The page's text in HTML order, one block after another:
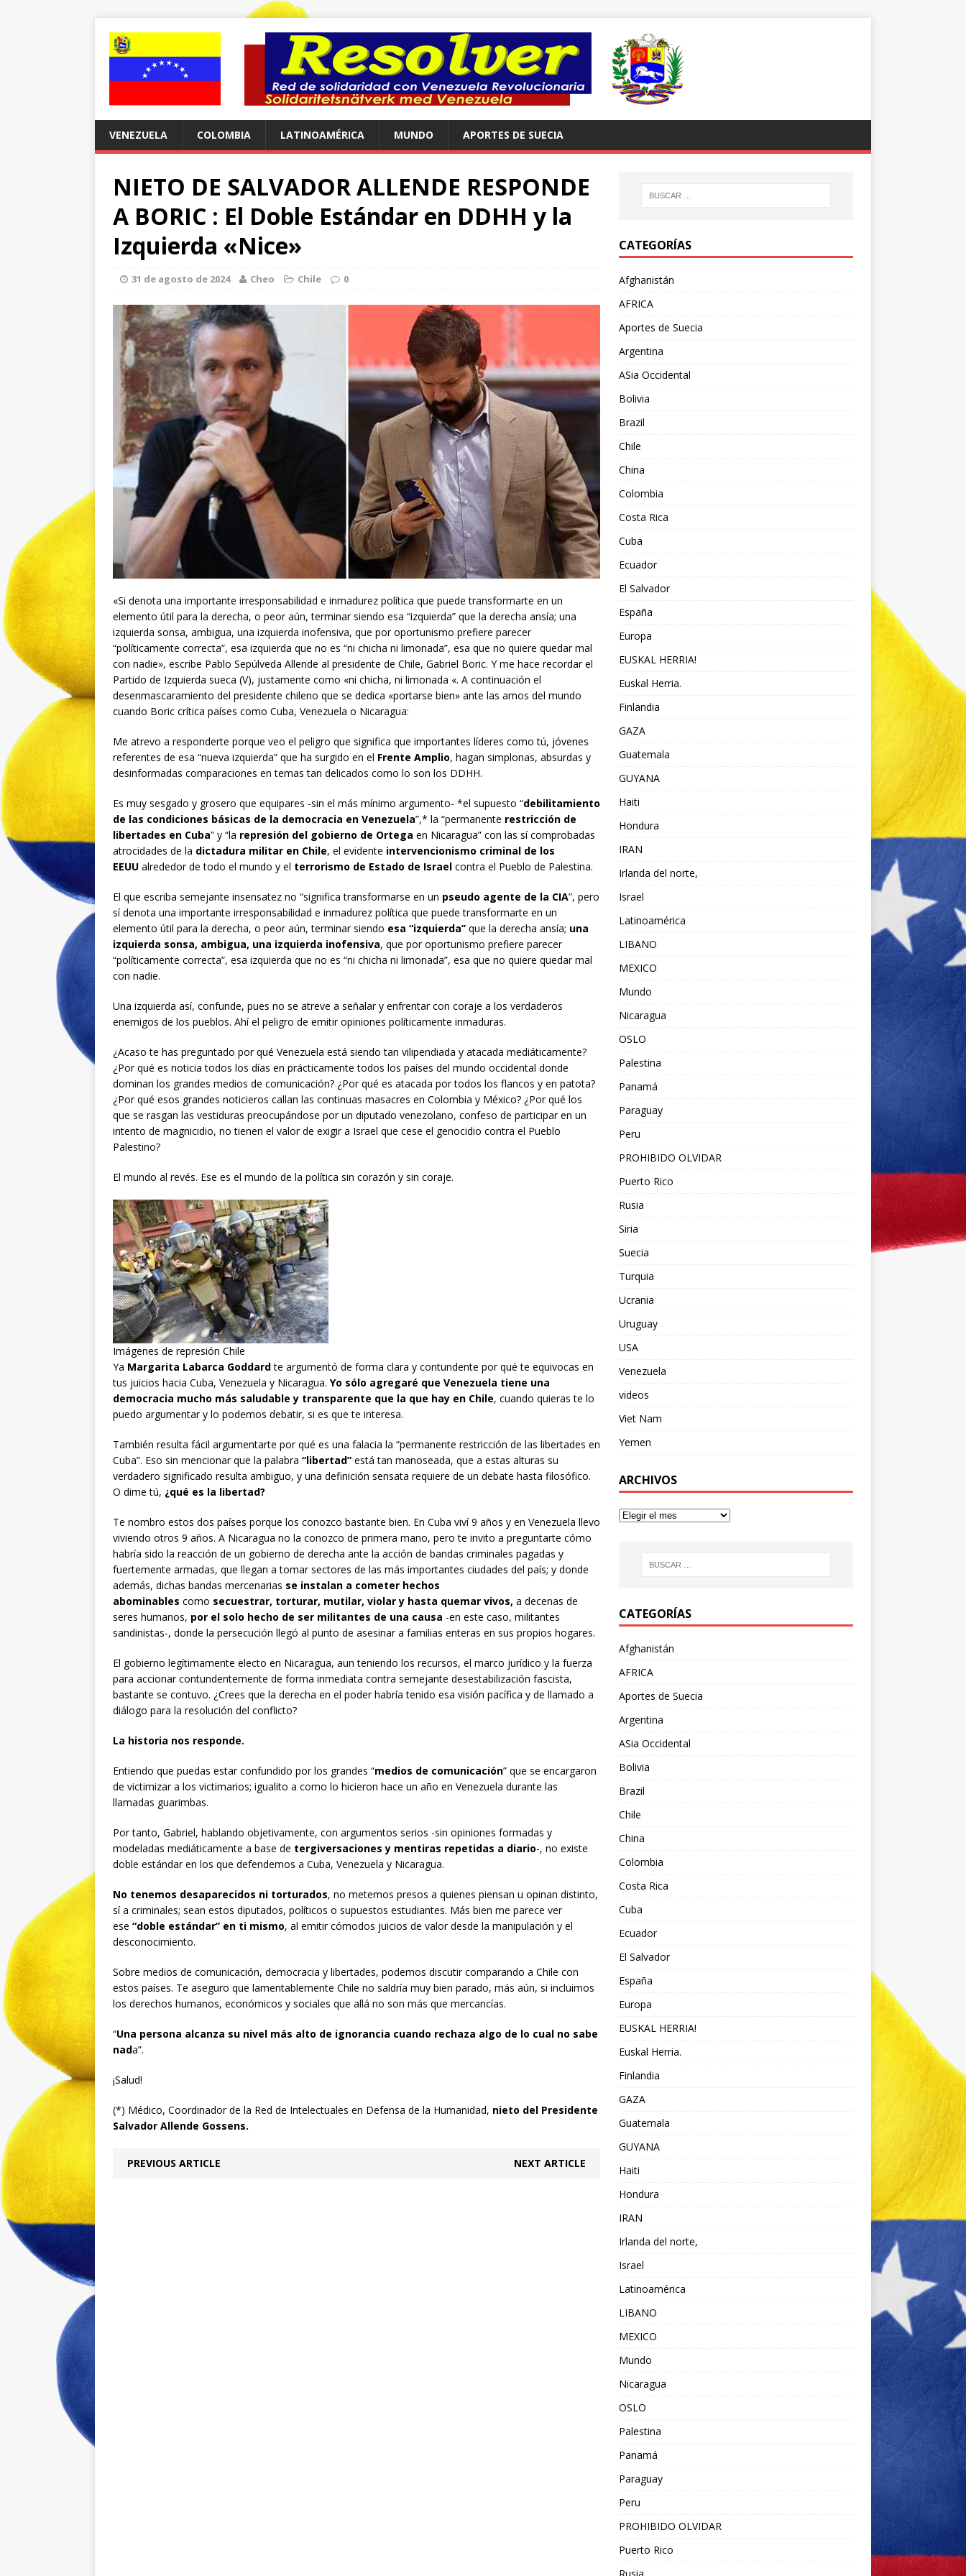
VENEZUELA COLOMBIA LATINOAMÉRICA MUNDO APORTES DE SUECIA
NIETO DE SALVADOR ALLENDE RESPONDE
A BORIC : El Doble Estándar en DDHH y la
Izquierda «Nice»
31 de agosto de 2024 Cheo Chile 0
«Si denota una importante irresponsabilidad e inmadurez política que puede transformarte en un
elemento útil para la derecha, o peor aún, terminar siendo esa “izquierda” que la derecha ansía; una
izquierda sonsa, ambigua, una izquierda inofensiva, que por oportunismo prefiere parecer
“políticamente correcta”, esa izquierda que no es “ni chicha ni limonada”, esa que no quiere quedar mal
con nadie», escribe Pablo Sepúlveda Allende al presidente de Chile, Gabriel Boric. Y me hace recordar el
Partido de Izquierda sueca (V), justamente como «ni chicha, ni limonada «. A continuación el
desenmascaramiento del presidente chileno que se dedica «portarse bien» ante las amos del mundo
cuando Boric crítica países como Cuba, Venezuela o Nicaragua:
Me atrevo a responderte porque veo el peligro que significa que importantes líderes como tú, jóvenes
referentes de esa “nueva izquierda” que ha surgido en el Frente Amplio, hagan simplonas, absurdas y
desinformadas comparaciones en temas tan delicados como lo son los DDHH.
Es muy sesgado y grosero que equipares -sin el más mínimo argumento- *el supuesto “debilitamiento
de las condiciones básicas de la democracia en Venezuela”,* la “permanente restricción de
libertades en Cuba” y “la represión del gobierno de Ortega en Nicaragua” con las sí comprobadas
atrocidades de la dictadura militar en Chile, el evidente intervencionismo criminal de los
EEUU alrededor de todo el mundo y el terrorismo de Estado de Israel contra el Pueblo de Palestina.
El que escriba semejante insensatez no “significa transformarse en un pseudo agente de la CIA”, pero
sí denota una importante irresponsabilidad e inmadurez política que puede transformarte en un
elemento útil para la derecha, o peor aún, terminar siendo esa “izquierda” que la derecha ansía; una
izquierda sonsa, ambigua, una izquierda inofensiva, que por oportunismo prefiere parecer
“políticamente correcta”, esa izquierda que no es “ni chicha ni limonada”, esa que no quiere quedar mal
con nadie.
Una izquierda así, confunde, pues no se atreve a señalar y enfrentar con coraje a los verdaderos
enemigos de los pueblos. Ahí el peligro de emitir opiniones políticamente inmaduras.
¿Acaso te has preguntado por qué Venezuela está siendo tan vilipendiada y atacada mediáticamente?
¿Por qué es noticia todos los días en prácticamente todos los países del mundo occidental donde
dominan los grandes medios de comunicación? ¿Por qué es atacada por todos los flancos y en patota?
¿Por qué esos grandes noticieros callan las continuas masacres en Colombia y México? ¿Por qué los
que se rasgan las vestiduras preocupándose por un diputado venezolano, confeso de participar en un
intento de magnicidio, no tienen el valor de exigir a Israel que cese el genocidio contra el Pueblo
Palestino?
El mundo al revés. Ese es el mundo de la política sin corazón y sin coraje.
Imágenes de represión Chile
Ya Margarita Labarca Goddardte argumentó de forma clara y contundente por qué te equivocas en
tus juicios hacia Cuba, Venezuela y Nicaragua. Yo sólo agregaré que Venezuela tiene una
democracia mucho más saludable y transparente que la que hay en Chile, cuando quieras te lo
puedo argumentar y lo podemos debatir, si es que te interesa.
También resulta fácil argumentarte por qué es una falacia la “permanente restricción de las libertades en
Cuba”. Eso sin mencionar que la palabra “libertad” está tan manoseada, que a estas alturas su
verdadero significado resulta ambiguo, y una definición sensata requiere de un debate hasta filosófico.
O dime tú, ¿qué es la libertad?
Te nombro estos dos países porque los conozco bastante bien. En Cuba viví 9 años y en Venezuela llevo
viviendo otros 9 años. A Nicaragua no la conozco de primera mano, pero te invito a preguntarte cómo
habría sido la reacción de un gobierno de derecha ante la acción de bandas criminales pagadas y
fuertemente armadas, que llegan a tomar sectores de las más importantes ciudades del país; y donde
además, dichas bandas mercenarias se instalan a cometer hechos
abominables como secuestrar, torturar, mutilar, violar y hasta quemar vivos, a decenas de
seres humanos, por el solo hecho de ser militantes de una causa -en este caso, militantes
sandinistas-, donde la persecución llegó al punto de asesinar a familias enteras en sus propios hogares.
El gobierno legítimamente electo en Nicaragua, aun teniendo los recursos, el marco jurídico y la fuerza
para accionar contundentemente de forma inmediata contra semejante desestabilización fascista,
bastante se contuvo. ¿Crees que la derecha en el poder habría tenido esa visión pacífica y de llamado a
diálogo para la resolución del conflicto?
La historia nos responde.
Entiendo que puedas estar confundido por los grandes “medios de comunicación” que se encargaron
de victimizar a los victimarios; igualito a como lo hicieron hace un año en Venezuela durante las
llamadas guarimbas.
Por tanto, Gabriel, hablando objetivamente, con argumentos serios -sin opiniones formadas y
modeladas mediáticamente a base de tergiversaciones y mentiras repetidas a diario-, no existe
doble estándar en los que defendemos a Cuba, Venezuela y Nicaragua.
No tenemos desaparecidos ni torturados, no metemos presos a quienes piensan u opinan distinto,
sí a criminales; sean estos diputados, políticos o supuestos estudiantes. Más bien me parece ver
ese “doble estándar” en ti mismo, al emitir cómodos juicios de valor desde la manipulación y el
desconocimiento.
Sobre medios de comunicación, democracia y libertades, podemos discutir comparando a Chile con
estos países. Te aseguro que lamentablemente Chile no saldría muy bien parado, más aún, si incluimos
los derechos humanos, económicos y sociales que allá no son más que mercancías.
“Una persona alcanza su nivel más alto de ignorancia cuando rechaza algo de lo cual no sabe
nada”.
¡Salud!
(*) Médico, Coordinador de la Red de Intelectuales en Defensa de la Humanidad, nieto del Presidente
Salvador Allende Gossens.
PREVIOUS ARTICLE NEXT ARTICLE
CATEGORÍAS
Afghanistán
AFRICA
Aportes de Suecia
Argentina
ASia Occidental
Bolivia
Brazil
Chile
China
Colombia
Costa Rica
Cuba
Ecuador
El Salvador
España
Europa
EUSKAL HERRIA!
Euskal Herria.
Finlandia
GAZA
Guatemala
GUYANA
Haiti
Hondura
IRAN
Irlanda del norte,
Israel
Latinoamérica
LIBANO
MEXICO
Mundo
Nicaragua
OSLO
Palestina
Panamá
Paraguay
Peru
PROHIBIDO OLVIDAR
Puerto Rico
Rusia
Siria
Suecia
Turquia
Ucrania
Uruguay
USA
Venezuela
videos
Viet Nam
Yemen
ARCHIVOS
CATEGORÍAS
Afghanistán
AFRICA
Aportes de Suecia
Argentina
ASia Occidental
Bolivia
Brazil
Chile
China
Colombia
Costa Rica
Cuba
Ecuador
El Salvador
España
Europa
EUSKAL HERRIA!
Euskal Herria.
Finlandia
GAZA
Guatemala
GUYANA
Haiti
Hondura
IRAN
Irlanda del norte,
Israel
Latinoamérica
LIBANO
MEXICO
Mundo
Nicaragua
OSLO
Palestina
Panamá
Paraguay
Peru
PROHIBIDO OLVIDAR
Puerto Rico